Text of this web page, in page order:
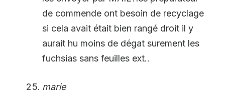
de commende ont besoin de recyclage
si cela avait était bien rangé droit il y
aurait hu moins de dégat surement les
fuchsias sans feuilles ext..
marie